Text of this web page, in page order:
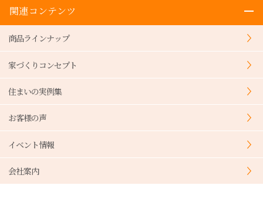
関連コンテンツ
商品ラインナップ
家づくりコンセプト
住まいの実例集
お客様の声
イベント情報
会社案内